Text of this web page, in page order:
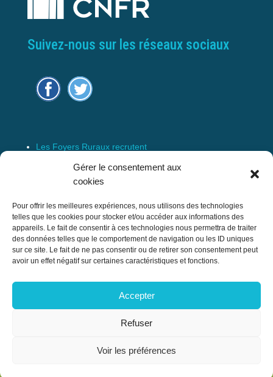
Gérer le consentement aux
cookies
Pour offrir les meilleures expériences, nous utilisons des technologies
telles que les cookies pour stocker et/ou accéder aux informations des
appareils. Le fait de consentir à ces technologies nous permettra de traiter
des données telles que le comportement de navigation ou les ID uniques
sur ce site. Le fait de ne pas consentir ou de retirer son consentement peut
avoir un effet négatif sur certaines caractéristiques et fonctions.
Accepter
Refuser
Voir les préférences
Suivez-nous sur les réseaux sociaux
Les Foyers Ruraux recrutent
Connexion
Espace Membre
Confédération Nationale des Foyers Ruraux
& Associations de développement et
17 rue Navoiseau – 93100 MONTREUIL